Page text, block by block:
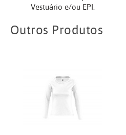
Vestuário e/ou EPI.
Outros Produtos